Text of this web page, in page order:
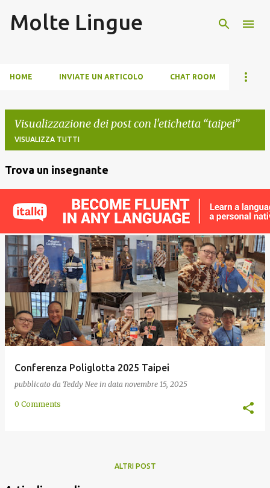
Molte Lingue
HOME INVIATE UN ARTICOLO CHAT ROOM
Visualizzazione dei post con l'etichetta taipei
VISUALIZZA TUTTI
t
Trova un insegnante
Conferenza Poliglotta 2025 Taipei
pubblicato da Teddy Nee in data novembre 15, 2025
0 Comments
ALTRI POST